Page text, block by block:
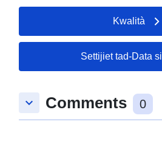
Kwalità
Settijiet tad-Data
keyboard_arrow_down Comments 0